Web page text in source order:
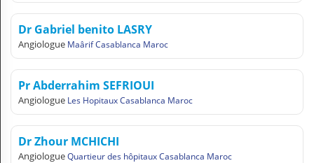
Dr Gabriel benito LASRY
Angiologue Maârif Casablanca Maroc
Pr Abderrahim SEFRIOUI
Angiologue Les Hopitaux Casablanca Maroc
Dr Zhour MCHICHI
AngiologueQuartieur des hôpitaux Casablanca Maroc